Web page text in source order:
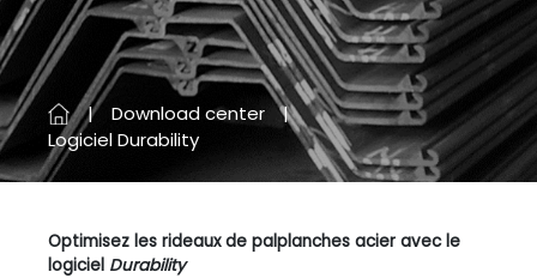
Download center
Logiciel Durability
Optimisez les rideaux de palplanches acier avec le
logiciel Durability